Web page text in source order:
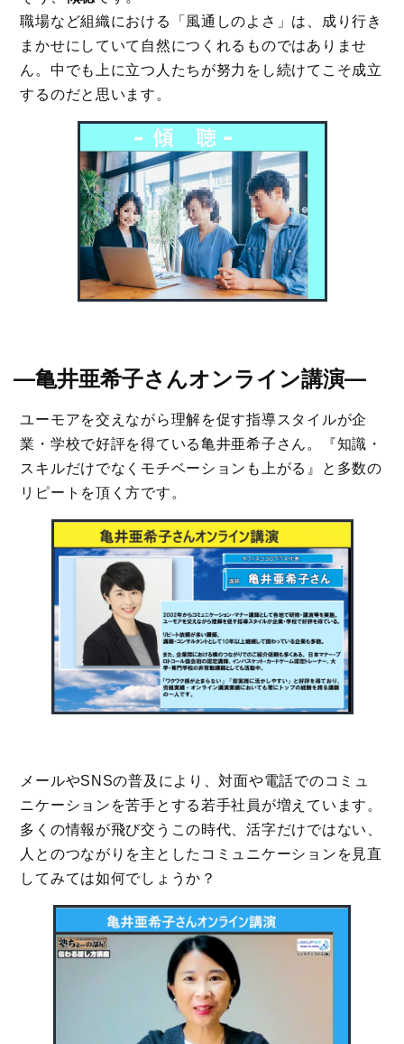
職場など組織における「風通しのよさ」は、成り行き
まかせにしていて自然につくれるものではありませ
ん。中でも上に立つ人たちが努力をし続けてこそ成立
するのだと思います。
―亀井亜希子さんオンライン講演―
ユーモアを交えながら理解を促す指導スタイルが企
業・学校で好評を得ている亀井亜希子さん。『知識・
スキルだけでなくモチベーションも上がる』と多数の
リピートを頂く方です。
メールやSNSの普及により、対面や電話でのコミュ
ニケーションを苦手とする若手社員が増えています。
多くの情報が飛び交うこの時代、活字だけではない、
人とのつながりを主としたコミュニケーションを見直
してみては如何でしょうか？